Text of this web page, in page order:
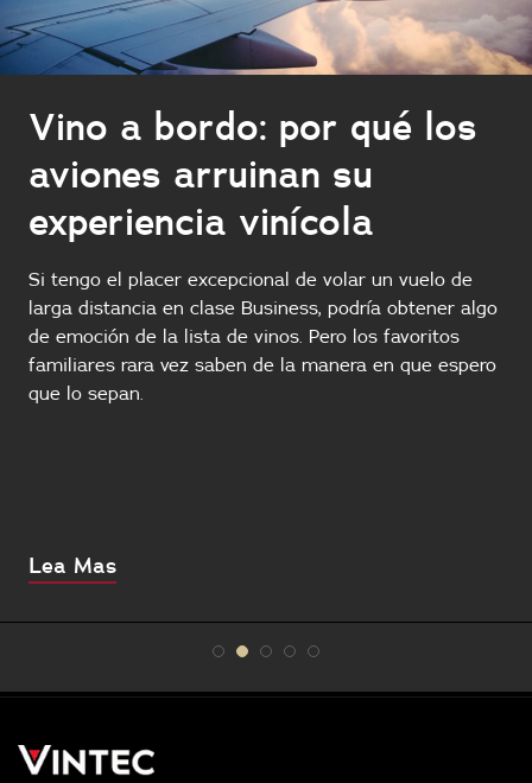
Vino a bordo: por qué los
aviones arruinan su
experiencia vinícola
Si tengo el placer excepcional de volar un vuelo de
larga distancia en clase Business, podría obtener algo
de emoción de la lista de vinos. Pero los favoritos
familiares rara vez saben de la manera en que espero
que lo sepan.
Lea MasAbout